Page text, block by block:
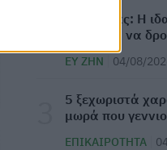
Νηστεία
Αυγούστου τρώμε
Γρίπη: Εγκρίθηκε
τον FDA
⁠Καύσωνας: Η
ντους για να
ΕΥ ΖΗΝ 04/08/
5 ξεχωριστά
μωρά που
ΕΠΙΚΑΙΡΌΤΗΤΑ